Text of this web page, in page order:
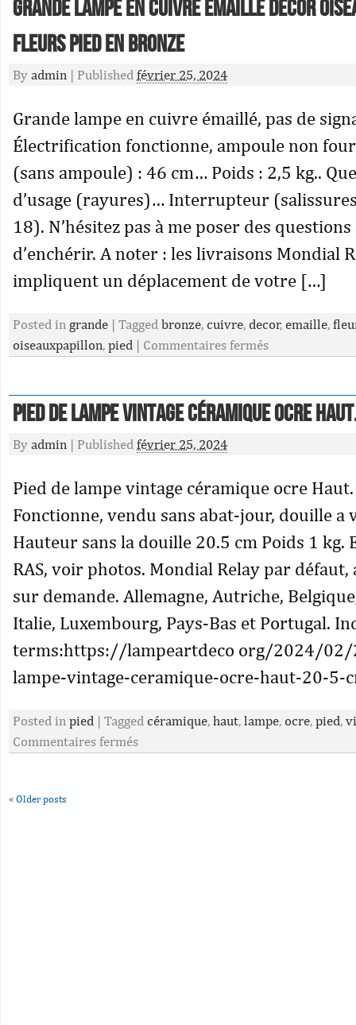
Grande lampe en cuivre émaillé décor
fleurs pied en bronze
By admin | Published février 25, 2024
Grande lampe en cuivre émaillé, pas de
Électrification fonctionne, ampoule non
(sans ampoule) : 46 cm… Poids : 2,5 kg..
d’usage (rayures)… Interrupteur
18). N’hésitez pas à me poser des
d’enchérir. A noter : les livraisons Mondial
impliquent un déplacement de votre […]
Posted in grande | Tagged bronze, cuivre, decor, emaille,
oiseauxpapillon, pied | Commentaires fermés
Pied de lampe vintage céramique ocre
By admin | Published février 25, 2024
Pied de lampe vintage céramique ocre
Fonctionne, vendu sans abat-jour, douille a
Hauteur sans la douille 20.5 cm Poids 1 kg.
RAS, voir photos. Mondial Relay par
sur demande. Allemagne, Autriche,
Italie, Luxembourg, Pays-Bas et Portugal.
terms:https://lampeartdeco org/2024/
lampe-vintage-ceramique-ocre-haut-20-5-
Posted in pied | Tagged céramique, haut, lampe, ocre, pied,
Commentaires fermés
« Older posts